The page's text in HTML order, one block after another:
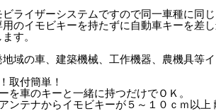
ライザーシステムですので同一車種に同
用のイモビキーを持たずに自動車キーを差
す。
域の車、建築機械、工作機器、農機具等
取付簡単！
を車のキーと一緒に持つだけでＯＫ。
ンテナからイモビキーが５～１０ｃｍ以